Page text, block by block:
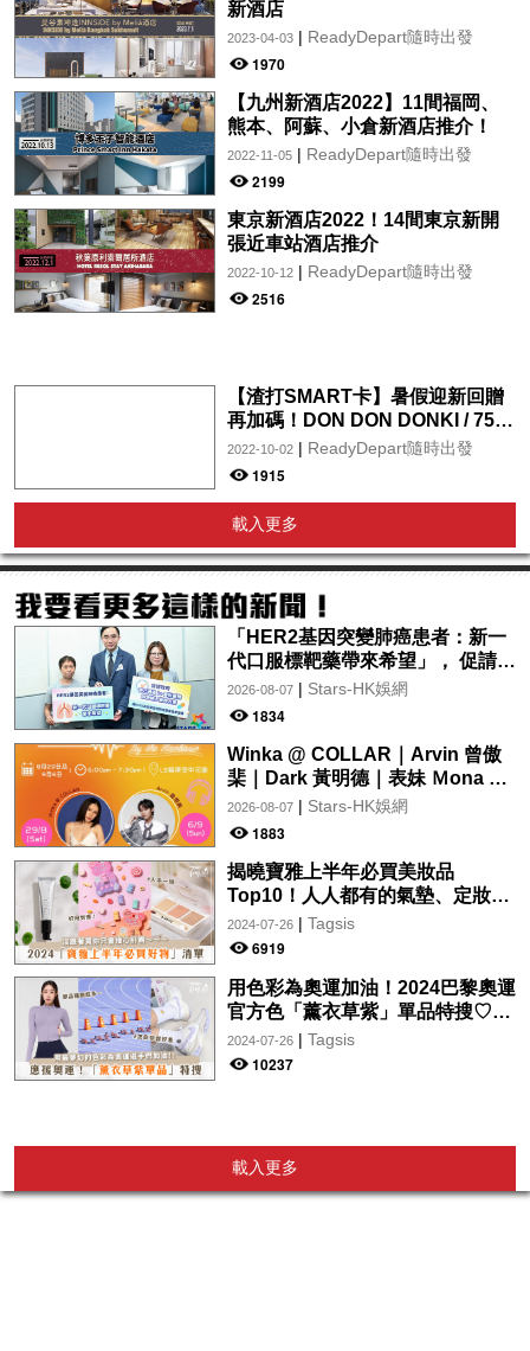
新酒店
2023-04-03| ReadyDepart隨時出發
1970
【九州新酒店2022】11間福岡、
熊本、阿蘇、小倉新酒店推介！
2022-11-05| ReadyDepart隨時出發
2199
東京新酒店2022！14間東京新開
張近車站酒店推介
2022-10-12| ReadyDepart隨時出發
2516
【渣打SMART卡】暑假迎新回贈
再加碼！DON DON DONKI / 759
阿信屋 / OK / 百佳 / 屈臣氏 /
foodpanda / pandamart全年享
2022-10-02| ReadyDepart隨時出發
1915
載入更多
「HER2基因突變肺癌患者：新一
代口服標靶藥帶來希望」， 促請政
府加快納入藥物名冊，助患者及早
受惠
2026-08-07| Stars-HK娛網
1834
Winka @ COLLAR｜Arvin 曾傲
棐｜Dark 黃明德｜表妹 Ｍona 8
月29日起登陸L5維港空中花園 |
wwwtc mall 首度呈獻「Music
2026-08-07| Stars-HK娛網
1883
揭曉寶雅上半年必買美妝品
Top10！人人都有的氣墊、定妝噴
霧、保養品～幫你找到最值得入手
的好物♡
2024-07-26| Tagsis
6919
用色彩為奧運加油！2024巴黎奧運
官方色「薰衣草紫」單品特搜♡讓
你從頭到腳、隨時充滿奧運氛圍～
2024-07-26| Tagsis
10237
載入更多